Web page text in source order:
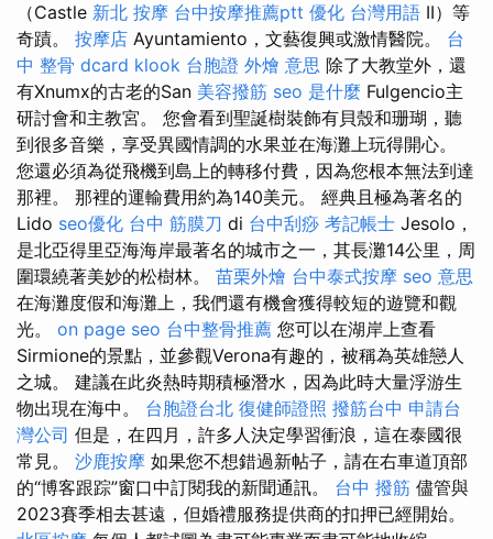
（Castle 新北 按摩 台中按摩推薦ptt 優化 台灣用語 II）等
奇蹟。 按摩店 Ayuntamiento，文藝復興或激情醫院。 台
中 整骨 dcard klook 台胞證 外燴 意思 除了大教堂外，還
有Xnumx的古老的San 美容撥筋 seo 是什麼 Fulgencio主
研討會和主教宮。 您會看到聖誕樹裝飾有貝殼和珊瑚，聽
到很多音樂，享受異國情調的水果並在海灘上玩得開心。
您還必須為從飛機到島上的轉移付費，因為您根本無法到達
那裡。 那裡的運輸費用約為140美元。 經典且極為著名的
Lido seo優化 台中 筋膜刀 di 台中刮痧 考記帳士 Jesolo，
是北亞得里亞海海岸最著名的城市之一，其長灘14公里，周
圍環繞著美妙的松樹林。 苗栗外燴 台中泰式按摩 seo 意思
在海灘度假和海灘上，我們還有機會獲得較短的遊覽和觀
光。 on page seo 台中整骨推薦 您可以在湖岸上查看
Sirmione的景點，並參觀Verona有趣的，被稱為英雄戀人
之城。 建議在此炎熱時期積極潛水，因為此時大量浮游生
物出現在海中。 台胞證台北 復健師證照 撥筋台中 申請台
灣公司 但是，在四月，許多人決定學習衝浪，這在泰國很
常見。 沙鹿按摩 如果您不想錯過新帖子，請在右車道頂部
的“博客跟踪”窗口中訂閱我的新聞通訊。 台中 撥筋 儘管與
2023賽季相去甚遠，但婚禮服務提供商的扣押已經開始。